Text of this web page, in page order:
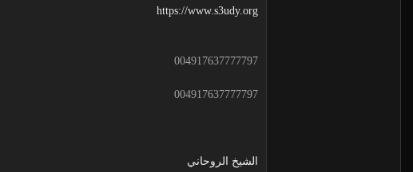
https://www.s3udy.org
004917637777797
004917637777797
الشيخ الروحاني